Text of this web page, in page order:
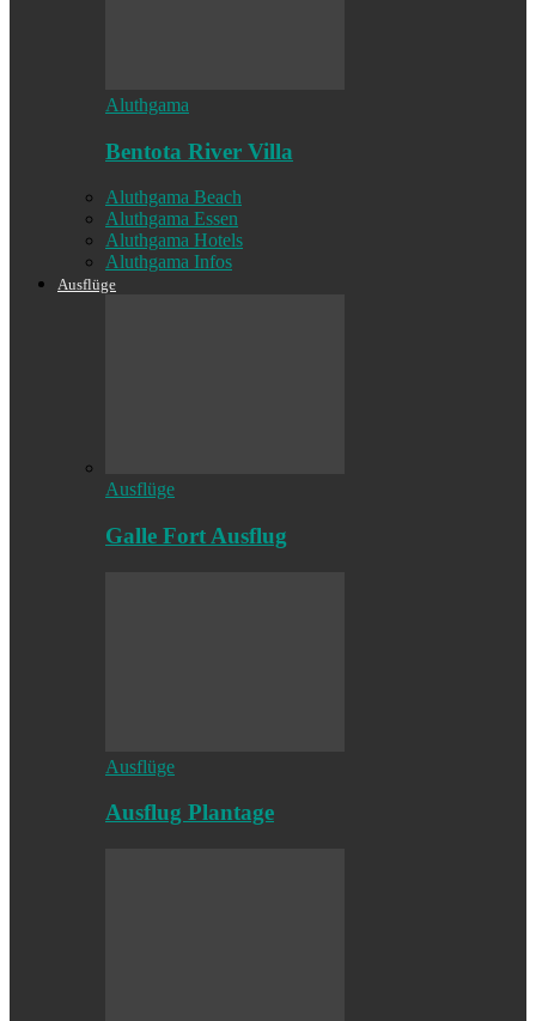
Aluthgama
Bentota River Villa
Aluthgama Beach
Aluthgama Essen
Aluthgama Hotels
Aluthgama Infos
Ausflüge
Ausflüge
Galle Fort Ausflug
Ausflüge
Ausflug Plantage